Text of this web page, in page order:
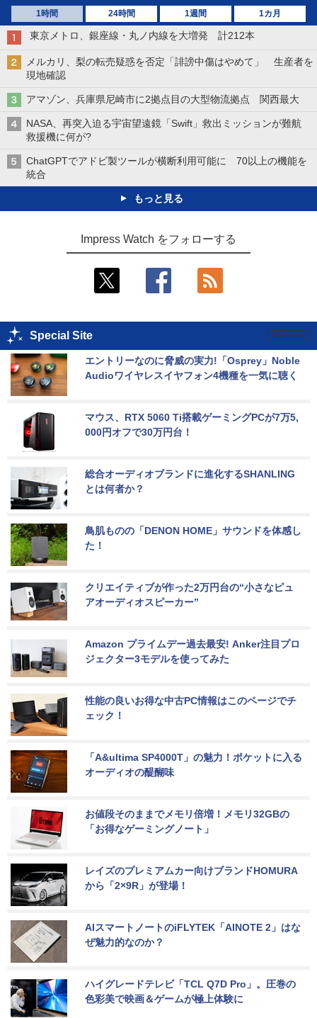
1時間 24時間 1週間 1カ月
東京メトロ、銀座線・丸ノ内線を大増発 計212本
メルカリ、梨の転売疑惑を否定「誹謗中傷はやめて」 生産者を
現地確認
アマゾン、兵庫県尼崎市に2拠点目の大型物流拠点 関西最大
NASA、再突入迫る宇宙望遠鏡「Swift」救出ミッションが難航
救援機に何が?
ChatGPTでアドビ製ツールが横断利用可能に 70以上の機能を
統合
もっと見る
Impress Watch をフォローする
Special Site
エントリーなのに脅威の実力!「Osprey」Noble
Audioワイヤレスイヤフォン4機種を一気に聴く
マウス、RTX 5060 Ti搭載ゲーミングPCが7万5,
000円オフで30万円台！
総合オーディオブランドに進化するSHANLING
とは何者か？
鳥肌ものの「DENON HOME」サウンドを体感し
た！
クリエイティブが作った2万円台の“小さなピュ
アオーディオスピーカー”
Amazon プライムデー過去最安! Anker注目プロ
ジェクター3モデルを使ってみた
性能の良いお得な中古PC情報はこのページでチ
ェック！
「A&ultima SP4000T」の魅力！ポケットに入る
オーディオの醍醐味
お値段そのままでメモリ倍増！メモリ32GBの
「お得なゲーミングノート」
レイズのプレミアムカー向けブランドHOMURA
から「2×9R」が登場！
AIスマートノートのiFLYTEK「AINOTE 2」はな
ぜ魅力的なのか？
ハイグレードテレビ「TCL Q7D Pro」。圧巻の
色彩美で映画＆ゲームが極上体験に